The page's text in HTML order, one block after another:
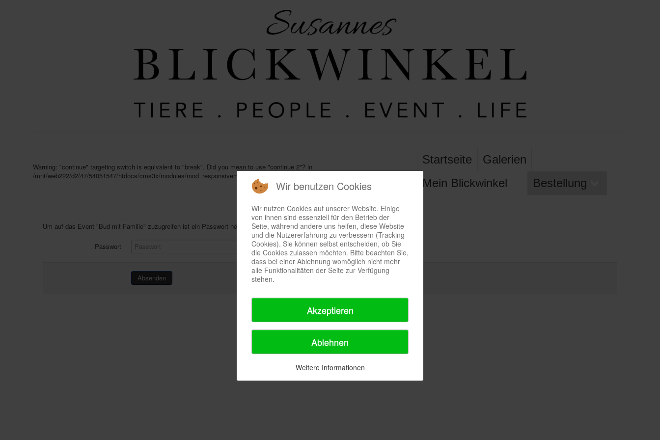
Warning: "continue" targeting switch is equivalent to "break". Did you mean to use "continue 2"? in
/mnt/web222/d2/47/54051547/htdocs/cms3x/modules/mod_responsivemenu/helper.php on line 75
Startseite
Galerien
Mein Blickwinkel
Bestellung
Um auf das Event "Bud mit Familie" zuzugreifen ist ein Passwort nötig.
Passwort
Wir benutzen Cookies
Wir nutzen Cookies auf unserer Website. Einige
von ihnen sind essenziell für den Betrieb der
Seite, während andere uns helfen, diese Website
und die Nutzererfahrung zu verbessern (Tracking
Cookies). Sie können selbst entscheiden, ob Sie
die Cookies zulassen möchten. Bitte beachten Sie,
dass bei einer Ablehnung womöglich nicht mehr
alle Funktionalitäten der Seite zur Verfügung
stehen.
Akzeptieren
Ablehnen
Weitere Informationen